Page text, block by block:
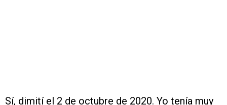
Sí, dimití el 2 de octubre de 2020. Yo tenía muy